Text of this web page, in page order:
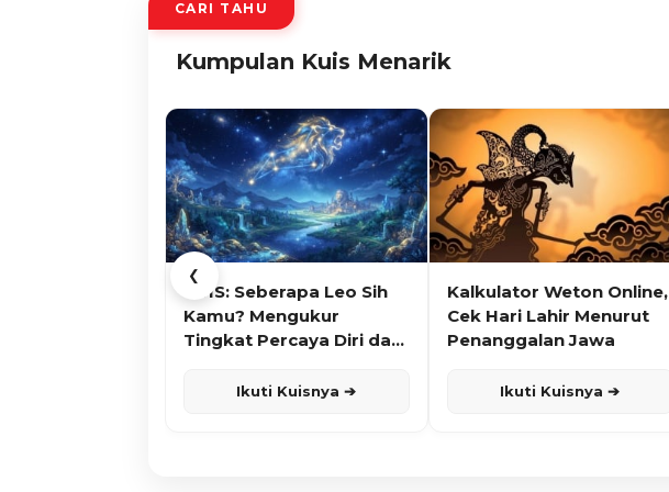
CARI TAHU
Kumpulan Kuis Menarik
❮
KUIS: Seberapa Leo Sih
Kamu? Mengukur
Tingkat Percaya Diri dan
Ikuti Kuisnya ➔
Kalkulator Weton Online,
Cek Hari Lahir Menurut
Penanggalan Jawa
Ikuti Kuisnya ➔